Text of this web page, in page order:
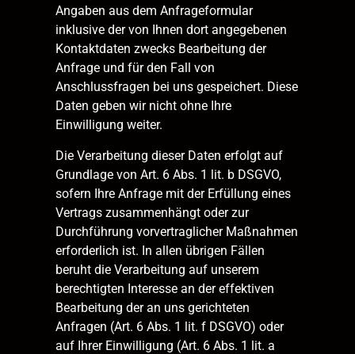
Angaben aus dem Anfrageformular
inklusive der von Ihnen dort angegebenen
Kontaktdaten zwecks Bearbeitung der
Anfrage und für den Fall von
Anschlussfragen bei uns gespeichert. Diese
Daten geben wir nicht ohne Ihre
Einwilligung weiter.
Die Verarbeitung dieser Daten erfolgt auf
Grundlage von Art. 6 Abs. 1 lit. b DSGVO,
sofern Ihre Anfrage mit der Erfüllung eines
Vertrags zusammenhängt oder zur
Durchführung vorvertraglicher Maßnahmen
erforderlich ist. In allen übrigen Fällen
beruht die Verarbeitung auf unserem
berechtigten Interesse an der effektiven
Bearbeitung der an uns gerichteten
Anfragen (Art. 6 Abs. 1 lit. f DSGVO) oder
auf Ihrer Einwilligung (Art. 6 Abs. 1 lit. a